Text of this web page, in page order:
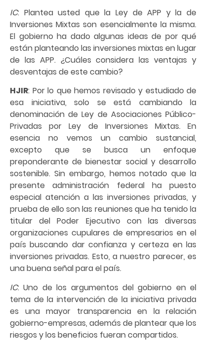
IC: Plantea usted que la Ley de APP y la de
Inversiones Mixtas son esencialmente la misma.
El gobierno ha dado algunas ideas de por qué
están planteando las inversiones mixtas en lugar
de las APP. ¿Cuáles considera las ventajas y
desventajas de este cambio?
HJIR: Por lo que hemos revisado y estudiado de
esa iniciativa, solo se está cambiando la
denominación de Ley de Asociaciones Público-
Privadas por Ley de Inversiones Mixtas. En
esencia no vemos un cambio sustancial,
excepto que se busca un enfoque
preponderante de bienestar social y desarrollo
sostenible. Sin embargo, hemos notado que la
presente administración federal ha puesto
especial atención a las inversiones privadas, y
prueba de ello son las reuniones que ha tenido la
titular del Poder Ejecutivo con las diversas
organizaciones cupulares de empresarios en el
país buscando dar confianza y certeza en las
inversiones privadas. Esto, a nuestro parecer, es
una buena señal para el país.
IC: Uno de los argumentos del gobierno en el
tema de la intervención de la iniciativa privada
es una mayor transparencia en la relación
gobierno-empresas, además de plantear que los
riesgos y los beneficios fueran compartidos.